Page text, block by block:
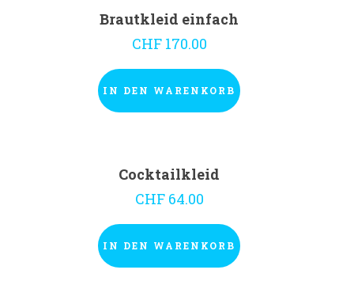
Brautkleid einfach
CHF170.00
IN DEN WARENKORB
Cocktailkleid
CHF64.00
IN DEN WARENKORB